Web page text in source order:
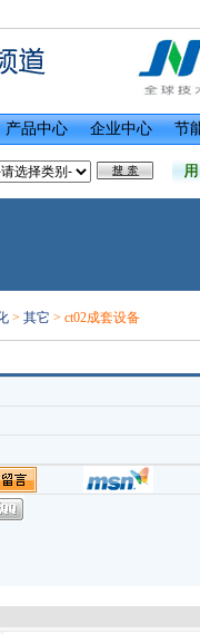
产品中心 企业中心 节
> 其它 > ct02成套设备